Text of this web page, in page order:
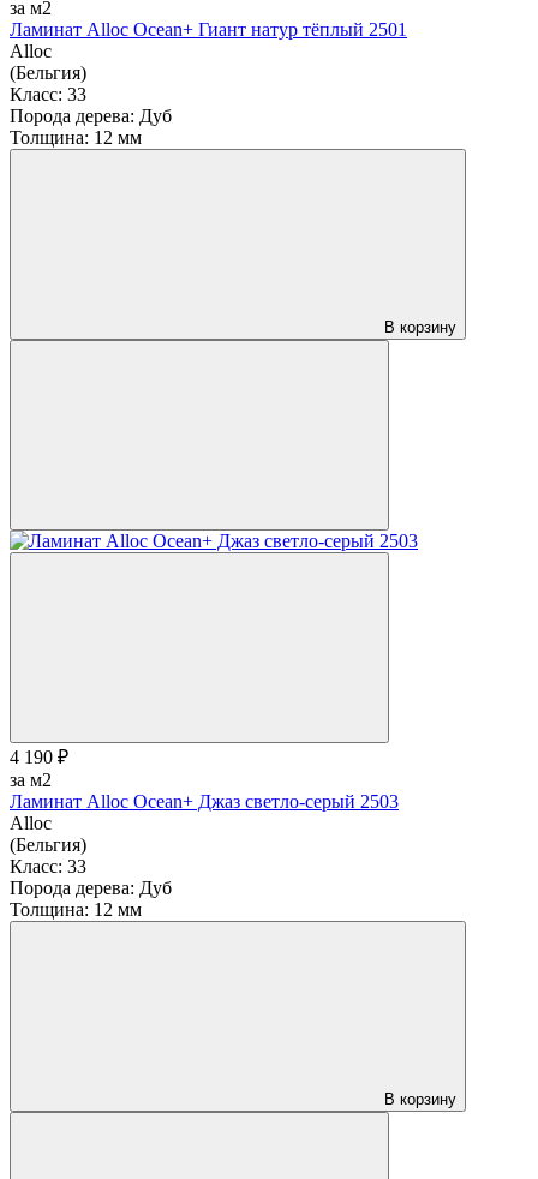
за м2
Ламинат Alloc Ocean+ Гиант натур тёплый 2501
Alloc
(Бельгия)
Класс: 33
Порода дерева: Дуб
Толщина: 12 мм
В корзину
4 190 ₽
за м2
Ламинат Alloc Ocean+ Джаз светло-серый 2503
Alloc
(Бельгия)
Класс: 33
Порода дерева: Дуб
Толщина: 12 мм
В корзину